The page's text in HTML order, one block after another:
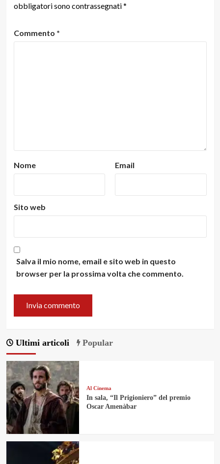
obbligatori sono contrassegnati*
Commento *
Nome Email
Sito web
Salva il mio nome, email e sito web in questo
browser per la prossima volta che commento.
Ultimi articoli Popular
Al Cinema
In sala, “Il Prigioniero” del premio
Oscar Amenàbar